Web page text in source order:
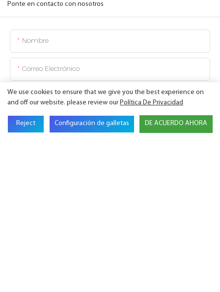
Ponte en contacto con nosotros
Nombre
Correo Electrónico
Nombre De Empresa
Teléfono
We use cookies to ensure that we give you the best experience on
and off our website. please review ourPolítica De Privacidad
Reject Configuración de galletas DE ACUERDO AHORA